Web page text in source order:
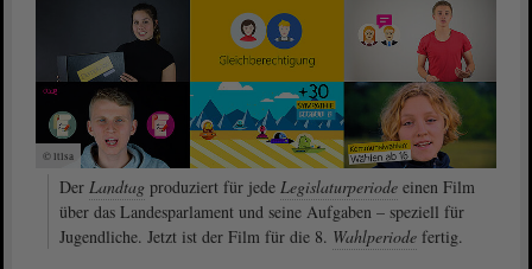
© ltlsa
Der Landtag produziert für jede Legislaturperiode einen Film
über das Landesparlament und seine Aufgaben – speziell für
Jugendliche. Jetzt ist der Film für die 8. Wahlperiode fertig.